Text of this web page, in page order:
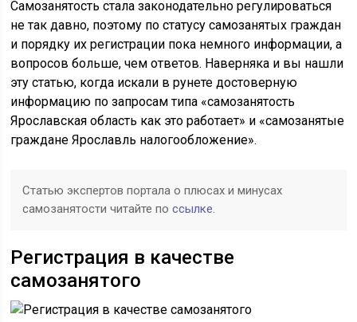
Самозанятость стала законодательно регулироваться
не так давно, поэтому по статусу самозанятых граждан
и порядку их регистрации пока немного информации, а
вопросов больше, чем ответов. Наверняка и вы нашли
эту статью, когда искали в рунете достоверную
информацию по запросам типа «самозанятость
Ярославская область как это работает» и «самозанятые
граждане Ярославль налогообложение».
Статью экспертов портала о плюсах и минусах
самозанятости читайте поссылке.
Регистрация в качестве
самозанятого